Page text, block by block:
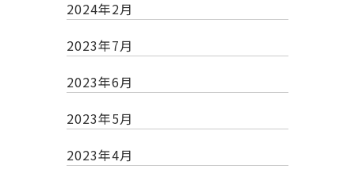
2024年2月
2023年7月
2023年6月
2023年5月
2023年4月